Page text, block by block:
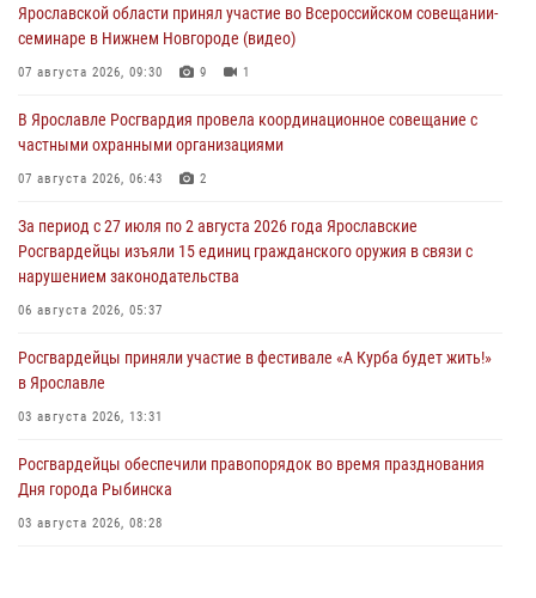
Ярославской области принял участие во Всероссийском совещании-
семинаре в Нижнем Новгороде (видео)
07 августа 2026, 09:30 9 1
В Ярославле Росгвардия провела координационное совещание с
частными охранными организациями
07 августа 2026, 06:43 2
За период с 27 июля по 2 августа 2026 года Ярославские
Росгвардейцы изъяли 15 единиц гражданского оружия в связи с
нарушением законодательства
06 августа 2026, 05:37
Росгвардейцы приняли участие в фестивале «А Курба будет жить!»
в Ярославле
03 августа 2026, 13:31
Росгвардейцы обеспечили правопорядок во время празднования
Дня города Рыбинска
03 августа 2026, 08:28